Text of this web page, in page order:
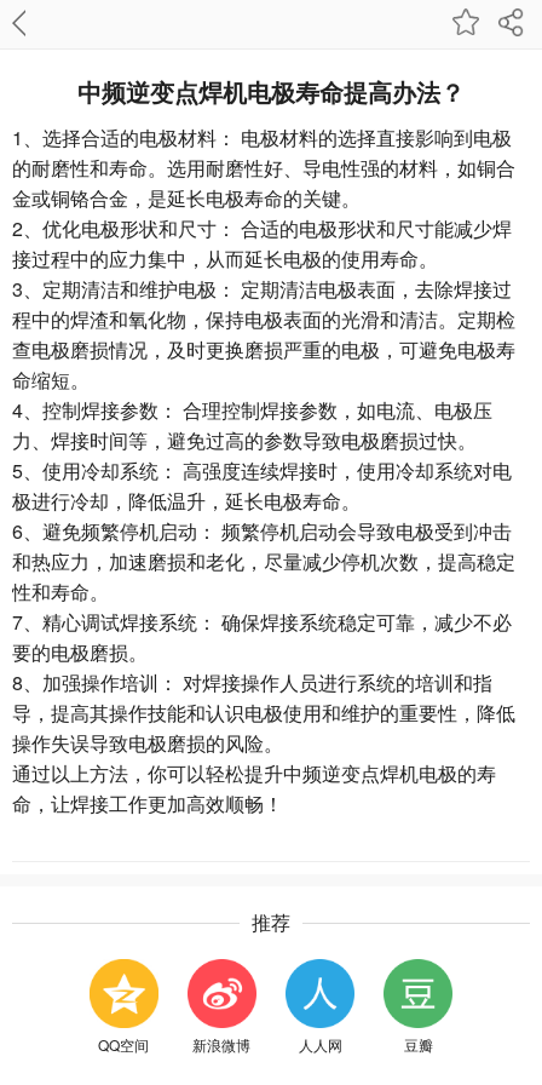
中频逆变点焊机电极寿命提高办法？
1、选择合适的电极材料： 电极材料的选择直接影响到电极
的耐磨性和寿命。选用耐磨性好、导电性强的材料，如铜合
金或铜铬合金，是延长电极寿命的关键。
2、优化电极形状和尺寸： 合适的电极形状和尺寸能减少焊
接过程中的应力集中，从而延长电极的使用寿命。
3、定期清洁和维护电极： 定期清洁电极表面，去除焊接过
程中的焊渣和氧化物，保持电极表面的光滑和清洁。定期检
查电极磨损情况，及时更换磨损严重的电极，可避免电极寿
命缩短。
4、控制焊接参数： 合理控制焊接参数，如电流、电极压
力、焊接时间等，避免过高的参数导致电极磨损过快。
5、使用冷却系统： 高强度连续焊接时，使用冷却系统对电
极进行冷却，降低温升，延长电极寿命。
6、避免频繁停机启动： 频繁停机启动会导致电极受到冲击
和热应力，加速磨损和老化，尽量减少停机次数，提高稳定
性和寿命。
7、精心调试焊接系统： 确保焊接系统稳定可靠，减少不必
要的电极磨损。
8、加强操作培训： 对焊接操作人员进行系统的培训和指
导，提高其操作技能和认识电极使用和维护的重要性，降低
操作失误导致电极磨损的风险。
通过以上方法，你可以轻松提升中频逆变点焊机电极的寿
命，让焊接工作更加高效顺畅！
推荐
QQ空间 新浪微博 人人网 豆瓣